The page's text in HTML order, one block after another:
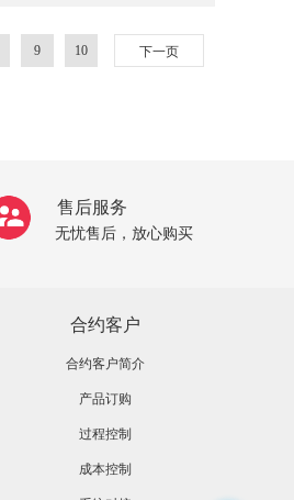
9 10 下一页
售后服务
无忧售后，放心购买
合约客户
合约客户简介
产品订购
过程控制
成本控制